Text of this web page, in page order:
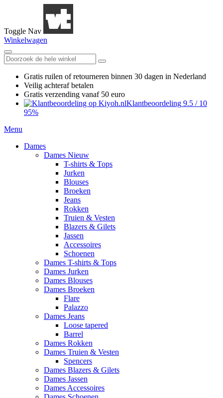
Toggle Nav
Winkelwagen
Gratis ruilen of retourneren binnen 30 dagen in Nederland
Veilig achteraf betalen
Gratis verzending vanaf 50 euro
Klantbeoordeling 9.5 / 10
95%
Menu
Dames
Dames Nieuw
T-shirts & Tops
Jurken
Blouses
Broeken
Jeans
Rokken
Truien & Vesten
Blazers & Gilets
Jassen
Accessoires
Schoenen
Dames T-shirts & Tops
Dames Jurken
Dames Blouses
Dames Broeken
Flare
Palazzo
Dames Jeans
Loose tapered
Barrel
Dames Rokken
Dames Truien & Vesten
Spencers
Dames Blazers & Gilets
Dames Jassen
Dames Accessoires